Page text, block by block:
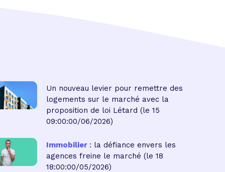
Un nouveau levier pour remettre des
logements sur le marché avec la
proposition de loi Létard (le 15
09:00:00/06/2026)
Immobilier : la défiance envers les
agences freine le marché (le 18
18:00:00/05/2026)